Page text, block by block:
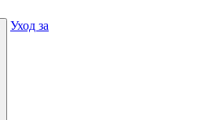
Уход за